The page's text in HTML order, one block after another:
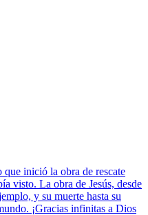
que inició la obra de rescate
visto. La obra de Jesús, desde
y su muerte hasta su
¡Gracias infinitas a Dios